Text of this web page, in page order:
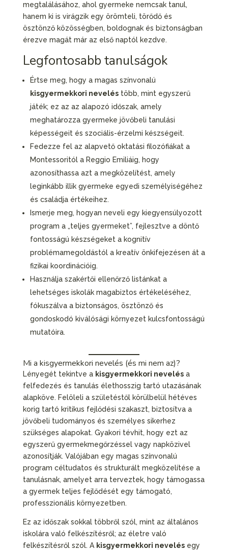
megtalálásához, ahol gyermeke nemcsak tanul,
hanem ki is virágzik egy örömteli, törődő és
ösztönző közösségben, boldognak és biztonságban
érezve magát már az első naptól kezdve.
Legfontosabb tanulságok
Értse meg, hogy a magas színvonalú
kisgyermekkori neveléstöbb, mint egyszerű
játék; ez az az alapozó időszak, amely
meghatározza gyermeke jövőbeli tanulási
képességeit és szociális-érzelmi készségeit.
Fedezze fel az alapvető oktatási filozófiákat a
Montessoritól a Reggio Emiliáig, hogy
azonosíthassa azt a megközelítést, amely
leginkább illik gyermeke egyedi személyiségéhez
és családja értékeihez.
Ismerje meg, hogyan neveli egy kiegyensúlyozott
program a „teljes gyermeket”, fejlesztve a döntő
fontosságú készségeket a kognitív
problémamegoldástól a kreatív önkifejezésen át a
fizikai koordinációig.
Használja szakértői ellenőrző listánkat a
lehetséges iskolák magabiztos értékeléséhez,
fókuszálva a biztonságos, ösztönző és
gondoskodó kiválósági környezet kulcsfontosságú
mutatóira.
Mi a kisgyermekkori nevelés (és mi nem az)?
Lényegét tekintve a kisgyermekkori nevelésa
felfedezés és tanulás élethosszig tartó utazásának
alapköve. Felöleli a születéstől körülbelül hétéves
korig tartó kritikus fejlődési szakaszt, biztosítva a
jövőbeli tudományos és személyes sikerhez
szükséges alapokat. Gyakori tévhit, hogy ezt az
egyszerű gyermekmegőrzéssel vagy napközivel
azonosítják. Valójában egy magas színvonalú
program céltudatos és strukturált megközelítése a
tanulásnak, amelyet arra terveztek, hogy támogassa
a gyermek teljes fejlődését egy támogató,
professzionális környezetben.
Ez az időszak sokkal többről szól, mint az általános
iskolára való felkészítésről; az életre való
felkészítésről szól. A kisgyermekkori nevelésegy